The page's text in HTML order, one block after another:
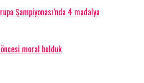
Şampiyonası’nda 4 madalya
moral bulduk